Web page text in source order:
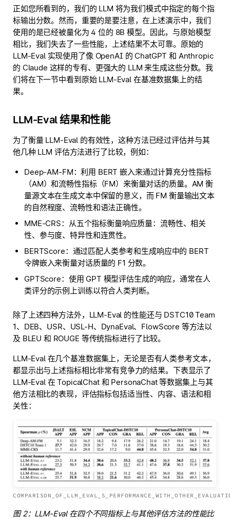
正如您所看到的，我们的 LLM 将为我们模式中指定的每个指
标输出分数。然而，重要的是要注意，在上述演示中，我们
使用的是已经被量化为 4 位的 8B 模型。因此，与原始模型
相比，我们失去了一些性能，上述结果不太可靠。原始的
LLM-Eval 实现使用了像 OpenAI 的 ChatGPT 和 Anthropic
的 Claude 这样的专有、更强大的 LLM 来生成这些分数。我
们将在下一节中看到原始 LLM-Eval 在基准数据集上的结
果。
LLM-Eval 结果和性能
为了衡量 LLM-Eval 的有效性，这种方法已经过评估并与其
他几种 LLM 评估方法进行了比较，例如：
Deep-AM-FM：利用 BERT 嵌入来通过计算充分性指标
（AM）和流畅性指标（FM）来衡量对话的质量。AM 衡
量源文本在生成文本中保留的意义，而 FM 衡量输出文本
的自然程度、流畅性和语法正确性。
MME-CRS：从五个指标衡量响应质量：流畅性、相关
性、参与度、特异性和连贯性。
BERTScore：通过匹配人类参考和生成响应中的 BERT
令牌嵌入来衡量对话质量的 F1 分数。
GPTScore：使用 GPT 模型评估生成的响应，通常在人
类评分的示例上训练以符合人类判断。
除了上述四种方法外，LLM-Eval 的性能还与 DSTC10 Team
1、DEB、USR、USL-H、DynaEval、FlowScore 等方法以
及 BLEU 和 ROUGE 等传统指标进行了比较。
LLM-Eval 在几个基准数据集上，无论是否有人类参考文本，
都显示出与上述指标相比非常有竞争力的结果。下表显示了
LLM-Eval 在 TopicalChat 和 PersonaChat 等数据集上与其
他方法相比的表现，评估指标包括适当性、内容、语法和相
关性：
图 2：LLM-Eval 在四个不同指标上与其他评估方法的性能比